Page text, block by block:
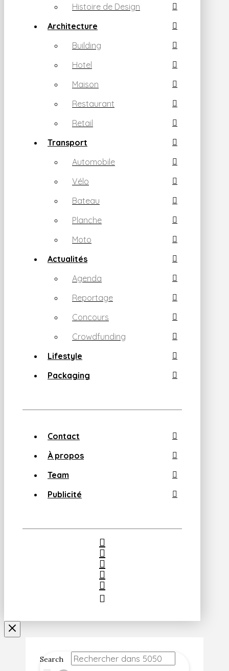
Histoire de Design
Architecture
Building
Hotel
Maison
Restaurant
Retail
Transport
Automobile
Vélo
Bateau
Planche
Moto
Actualités
Agenda
Reportage
Concours
Crowdfunding
Lifestyle
Packaging
Contact
À propos
Team
Publicité
Search